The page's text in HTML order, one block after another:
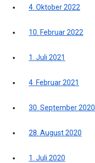
4. Oktober 2022
10. Februar 2022
1. Juli 2021
4. Februar 2021
30. September 2020
28. August 2020
1. Juli 2020